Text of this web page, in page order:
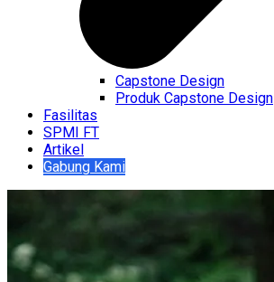
Capstone Design
Produk Capstone Design
Fasilitas
SPMI FT
Artikel
Gabung Kami